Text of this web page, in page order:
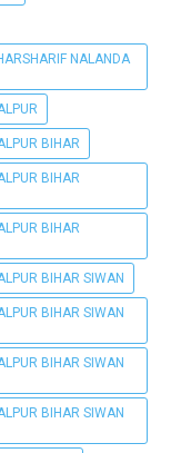
NALANDA
BIHAR
BIHAR
BIHAR
BIHAR SIWAN
BIHAR SIWAN
BIHAR SIWAN
BIHAR SIWAN